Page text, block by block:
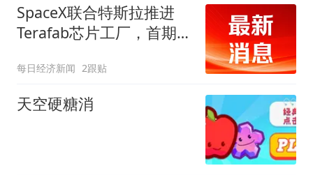
SpaceX联合特斯拉推进
Terafab芯片工厂，首期投
每日经济新闻 2跟贴
天空硬糖消